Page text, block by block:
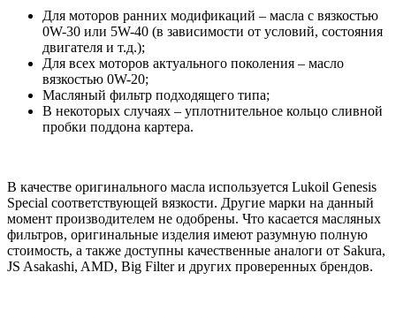
Для моторов ранних модификаций – масла с вязкостью
0W-30 или 5W-40 (в зависимости от условий, состояния
двигателя и т.д.);
Для всех моторов актуального поколения – масло
вязкостью 0W-20;
Масляный фильтр подходящего типа;
В некоторых случаях – уплотнительное кольцо сливной
пробки поддона картера.
В качестве оригинального масла используется Lukoil Genesis
Special соответствующей вязкости. Другие марки на данный
момент производителем не одобрены. Что касается масляных
фильтров, оригинальные изделия имеют разумную полную
стоимость, а также доступны качественные аналоги от Sakura,
JS Asakashi, AMD, Big Filter и других проверенных брендов.